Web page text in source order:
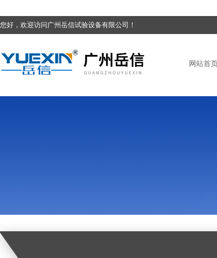
您好，欢迎访问广州岳信试验设备有限公司！
网站首